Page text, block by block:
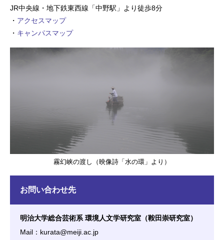
JR中央線・地下鉄東西線「中野駅」より徒歩8分
・ アクセスマップ
・ キャンパスマップ
霧幻峡の渡し（映像詩「水の環」より）
お問い合わせ先
明治大学総合芸術系 環境人文学研究室（鞍田崇研究室）
Mail：kurata@meiji.ac.jp